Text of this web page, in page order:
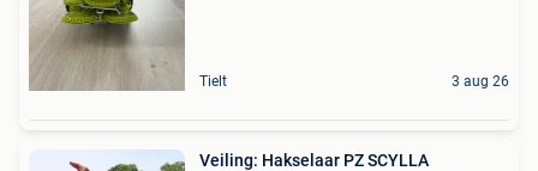
Tielt 3 aug 26
Veiling: Hakselaar PZ SCYLLA